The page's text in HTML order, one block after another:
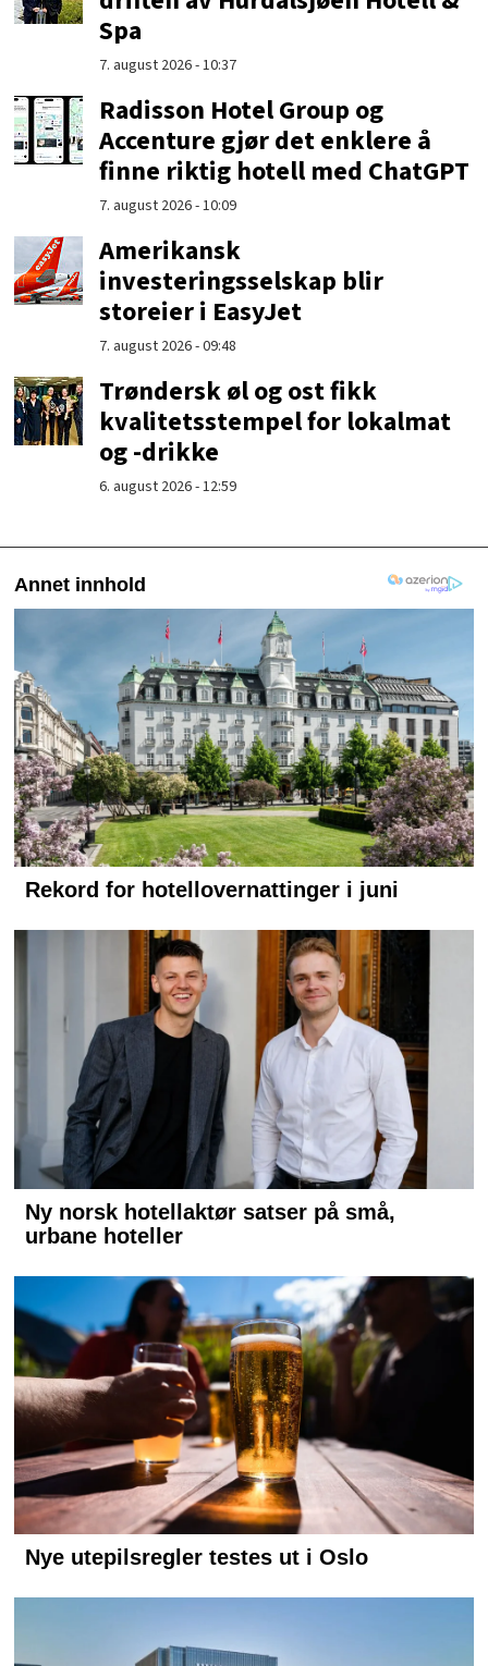
Spa
7. august 2026 - 10:37
Radisson Hotel Group og
Accenture gjør det enklere å
finne riktig hotell med ChatGPT
7. august 2026 - 10:09
Amerikansk
investeringsselskap blir
storeier i EasyJet
7. august 2026 - 09:48
Trøndersk øl og ost fikk
kvalitetsstempel for lokalmat
og -drikke
6. august 2026 - 12:59